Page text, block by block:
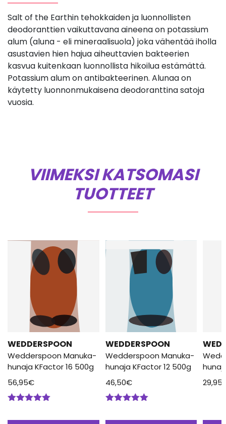
Salt of the Earthin tehokkaiden ja luonnollisten
deodoranttien vaikuttavana aineena on potassium
alum (aluna - eli mineraalisuola) joka vähentää iholla
asustavien hien hajua aiheuttavien bakteerien
kasvua kuitenkaan luonnollista hikoilua estämättä.
Potassium alum on antibakteerinen. Alunaa on
käytetty luonnonmukaisena deodoranttina satoja
vuosia.
VIIMEKSI KATSOMASI
TUOTTEET
WEDDERSPOON
Wedderspoon Manuka-
hunaja KFactor 16 500g
56,95€
WEDDERSPOON
Wedderspoon Manuka-
hunaja KFactor 12 500g
46,50€
29,95